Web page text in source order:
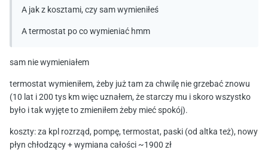
A jak z kosztami, czy sam wymieniłeś
A termostat po co wymieniać hmm
sam nie wymieniałem
termostat wymieniłem, żeby już tam za chwilę nie grzebać znowu
(10 lat i 200 tys km więc uznałem, że starczy mu i skoro wszystko
było i tak wyjęte to zmieniłem żeby mieć spokój).
koszty: za kpl rozrząd, pompę, termostat, paski (od altka też), nowy
płyn chłodzący + wymiana całości ~1900 zł